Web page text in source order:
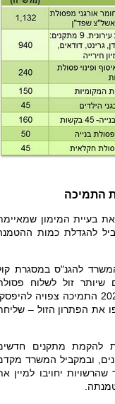
התמיכה
בעיית המימון
להגדלת כמות
תמיכה של המשרד להגנ"ס במסגרת
שיותר זול לשלוח
להטמנה מאשר למתקן מיון. אלא שלאחר שנת 2023 התמיכה צפויה
את הפתרון הזול –
להקמת מתקנים
מתקנים, ובמקביל המשרד
יחויבו למיין